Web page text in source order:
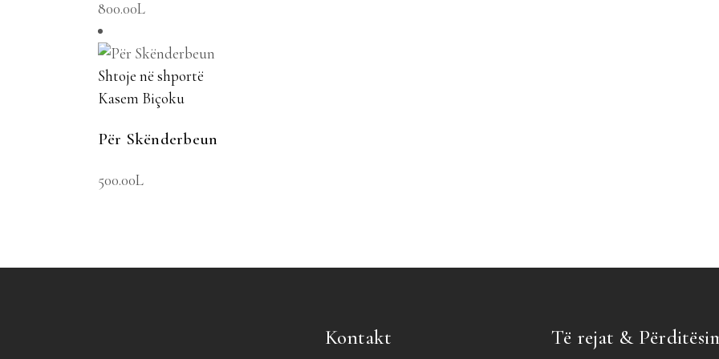
800.00L
Shtoje në shportë
Kasem Biçoku
Për Skënderbeun
500.00L
Kontakt Të rejat &